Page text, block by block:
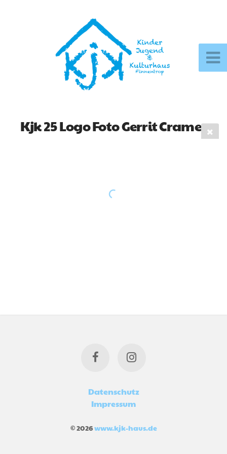
Kjk 25 Logo Foto Gerrit Cramer
Datenschutz
Impressum
© 2026www.kjk-haus.de